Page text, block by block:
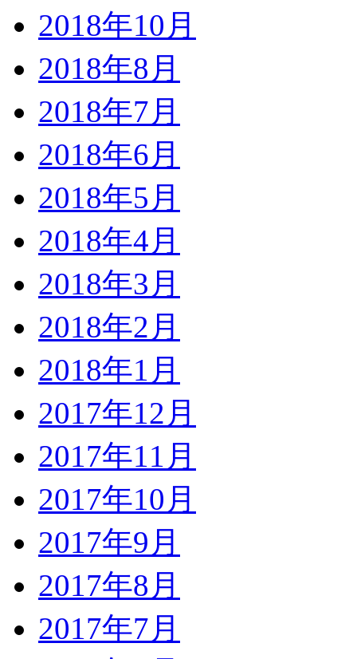
2018年10月
2018年8月
2018年7月
2018年6月
2018年5月
2018年4月
2018年3月
2018年2月
2018年1月
2017年12月
2017年11月
2017年10月
2017年9月
2017年8月
2017年7月